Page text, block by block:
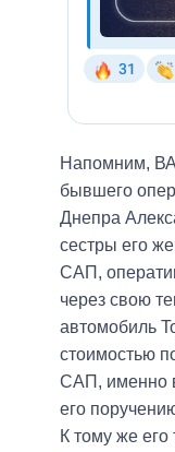
Напомним,
бывшего
Днепра
сестры его
САП,
через свою
автомобиль
стоимостью
САП, именно
его
К тому же